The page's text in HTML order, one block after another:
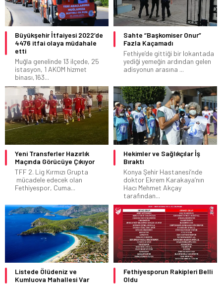
Büyükşehir İtfaiyesi 2022’de
4476 itfai olaya müdahale
etti
Muğla genelinde 13 ilçede, 25
istasyon, 1 AKOM hizmet
binası,163...
Sahte “Başkomiser Onur”
Fazla Kaçamadı
Fethiye’de gittiği bir lokantada
yediği yemeğin ardından gelen
adisyonun arasına ...
Yeni Transferler Hazırlık
Maçında Görücüye Çıkıyor
TFF 2. Lig Kırmızı Grupta
mücadele edecek olan
Fethiyespor, Cuma...
Hekimler ve Sağlıkçılar İş
Bıraktı
Konya Şehir Hastanesi’nde
doktor Ekrem Karakaya’nın
Hacı Mehmet Akçay
tarafından...
Listede Ölüdeniz ve
Kumluova Mahallesi Var
Fethiyesporun Rakipleri Belli
Oldu